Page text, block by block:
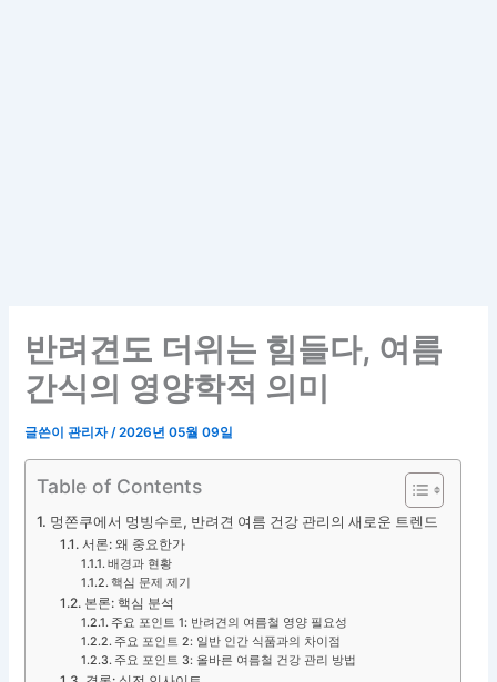
반려견도 더위는 힘들다, 여름
간식의 영양학적 의미
글쓴이관리자/2026년 05월 09일
Table of Contents
멍쫀쿠에서 멍빙수로, 반려견 여름 건강 관리의 새로운 트렌드
서론: 왜 중요한가
배경과 현황
핵심 문제 제기
본론: 핵심 분석
주요 포인트 1: 반려견의 여름철 영양 필요성
주요 포인트 2: 일반 인간 식품과의 차이점
주요 포인트 3: 올바른 여름철 건강 관리 방법